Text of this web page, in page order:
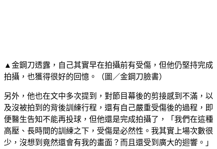
▲金鋼刀透露，自己其實早在拍攝前有受傷，但他仍堅持完成
拍攝，也獲得很好的回憶。（圖／金鋼刀臉書）
另外，他也在文中多次提到，對節目幕後的剪接感到不滿，以
及沒被拍到的背後訓練行程，還有自己嚴重受傷後的過程，即
便醫生告知不能再投球，但他還是完成拍攝了，「我們在這種
高壓、長時間的訓練之下，受傷是必然性。我其實上場次數很
少，沒想到竟然還會有我的畫面？而且還受到廣大的迴響。」